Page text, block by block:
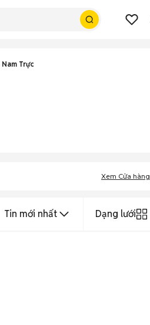
Trực
Xem Cửa hàng
Tin mới nhất Dạng lưới